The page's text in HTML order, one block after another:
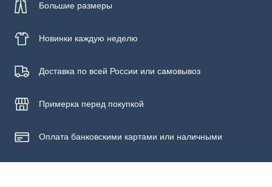
Большие размеры
Новинки каждую неделю
Доставка по всей России или самовывоз
Примерка перед покупкой
Оплата банковскими картами или наличными